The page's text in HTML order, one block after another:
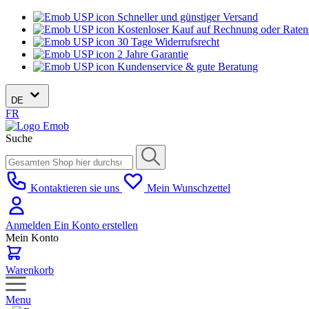
Schneller und günstiger Versand
Kostenloser Kauf auf Rechnung oder
30 Tage Widerrufsrecht
2 Jahre Garantie
Kundenservice & gute Beratung
DE
FR
Suche
Kontaktieren sie uns Mein Wunschzettel
Anmelden Ein Konto erstellen
Mein Konto
Warenkorb
Menu